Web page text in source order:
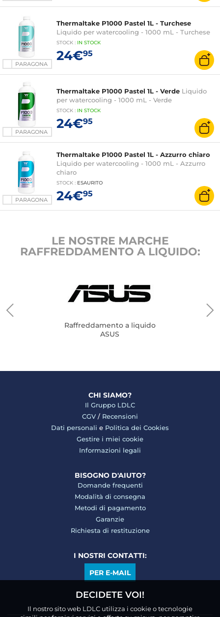
PARAGONA
Thermaltake P1000 Pastel 1L - Turchese
Liquido per watercooling - 1000 mL - Turchese
STOCK : IN STOCK
24€95
PARAGONA
Thermaltake P1000 Pastel 1L - Verde Liquido
per watercooling - 1000 mL - Verde
STOCK : IN STOCK
24€95
PARAGONA
Thermaltake P1000 Pastel 1L - Azzurro chiaro
Liquido per watercooling - 1000 mL - Azzurro
chiaro
STOCK : ESAURITO
24€95
LE NOSTRE MARCHE
RAFFREDDAMENTO A LIQUIDO:
Raffreddamento a liquido
ASUS
CHI SIAMO?
Il Gruppo LDLC
CGV / Recensioni
Dati personali e Politica dei Cookies
Gestire i miei cookie
Informazioni legali
BISOGNO D'AIUTO?
Domande frequenti
Modalità di consegna
Metodi di pagamento
Garanzie
Richiesta di restituzione
I NOSTRI CONTATTI:
PER E-MAIL
DECIDETE VOI!
Il nostro sito web LDLC utilizza i cookie o tecnologie